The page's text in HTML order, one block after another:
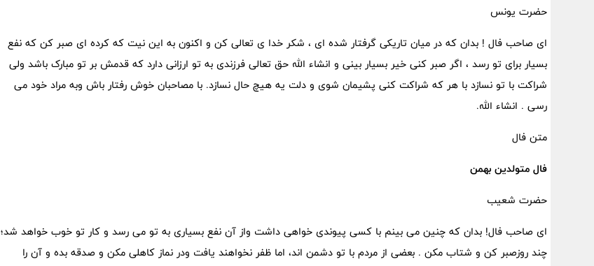
حضرت یونس
ای صاحب فال ! بدان که در میان تاریکی گرفتار شده ای ، شکر خدا ی تعالی کن و اکنون به این نیت که کرده ای صبر کن که نفع
بسیار برای تو رسد ، اگر صبر کنی خیر بسیار بینی و انشاء الله حق تعالی فرزندی به تو ارزانی دارد که قدمش بر تو مبارک باشد ولی
شراکت با تو نسازد با هر که شراکت کنی پشیمان شوی و دلت یه هیچ حال نسازد. با مصاحبان خوش رفتار باش وبه مراد خود می
رسی . انشاء الله.
متن فال
فال متولدین بهمن
حضرت شعیب
ای صاحب فال! بدان که چنین می بینم با کسی پیوندی خواهی داشت واز آن نفع بسیاری به تو می رسد و کار تو خوب خواهد شد؛
چند روزصبر کن و شتاب مکن . بعضی از مردم با تو دشمن اند، اما ظفر نخواهند یافت ودر نماز کاهلی مکن و صدقه بده و آن را